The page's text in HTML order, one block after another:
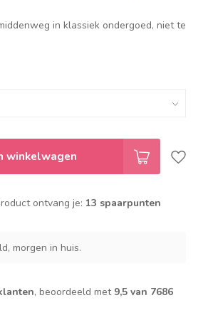
in klassiek ondergoed, niet te
winkelwagen
ontvang je: 13 spaarpunten
morgen in huis.
, beoordeeld met 9,5 van 7686